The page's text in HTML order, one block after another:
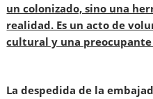
un colonizado, sino una
realidad. Es un acto de
cultural y una
La despedida de la